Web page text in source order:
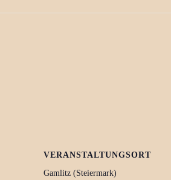
VERANSTALTUNGSORT
Gamlitz (Steiermark)